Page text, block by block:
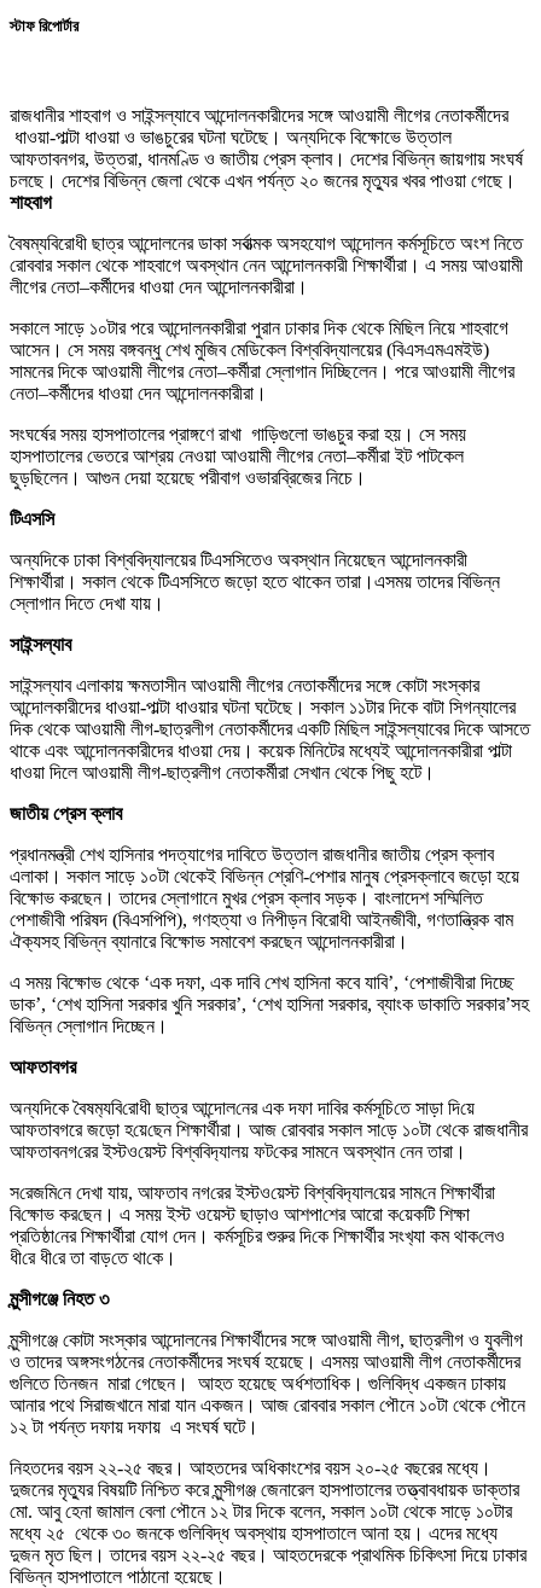
স্টাফ রিপোর্টার
রাজধানীর শাহবাগ ও সাইন্সল্যাবে আন্দোলনকারীদের সঙ্গে আওয়ামী লীগের নেতাকর্মীদের
ধাওয়া-পাল্টা ধাওয়া ও ভাঙচুরের ঘটনা ঘটেছে। অন্যদিকে বিক্ষোভে উত্তাল
আফতাবনগর, উত্তরা, ধানমণ্ডি ও জাতীয় প্রেস ক্লাব। দেশের বিভিন্ন জায়গায় সংঘর্ষ
চলছে। দেশের বিভিন্ন জেলা থেকে এখন পর্যন্ত ২০ জনের মৃত্যুর খবর পাওয়া গেছে।
শাহবাগ
বৈষম্যবিরোধী ছাত্র আন্দোলনের ডাকা সর্বাত্মক অসহযোগ আন্দোলন কর্মসূচিতে অংশ নিতে
রোববার সকাল থেকে শাহবাগে অবস্থান নেন আন্দোলনকারী শিক্ষার্থীরা। এ সময় আওয়ামী
লীগের নেতা–কর্মীদের ধাওয়া দেন আন্দোলনকারীরা।
সকালে সাড়ে ১০টার পরে আন্দোলনকারীরা পুরান ঢাকার দিক থেকে মিছিল নিয়ে শাহবাগে
আসেন। সে সময় বঙ্গবন্ধু শেখ মুজিব মেডিকেল বিশ্ববিদ্যালয়ের (বিএসএমএমইউ)
সামনের দিকে আওয়ামী লীগের নেতা–কর্মীরা স্লোগান দিচ্ছিলেন। পরে আওয়ামী লীগের
নেতা–কর্মীদের ধাওয়া দেন আন্দোলনকারীরা।
সংঘর্ষের সময় হাসপাতালের প্রাঙ্গণে রাখা গাড়িগুলো ভাঙচুর করা হয়। সে সময়
হাসপাতালের ভেতরে আশ্রয় নেওয়া আওয়ামী লীগের নেতা–কর্মীরা ইট পাটকেল
ছুড়ছিলেন। আগুন দেয়া হয়েছে পরীবাগ ওভারব্রিজের নিচে।
টিএসসি
অন্যদিকে ঢাকা বিশ্ববিদ্যালয়ের টিএসসিতেও অবস্থান নিয়েছেন আন্দোলনকারী
শিক্ষার্থীরা। সকাল থেকে টিএসসিতে জড়ো হতে থাকেন তারা।এসময় তাদের বিভিন্ন
স্লোগান দিতে দেখা যায়।
সাইন্সল্যাব
সাইন্সল্যাব এলাকায় ক্ষমতাসীন আওয়ামী লীগের নেতাকর্মীদের সঙ্গে কোটা সংস্কার
আন্দোলকারীদের ধাওয়া-পাল্টা ধাওয়ার ঘটনা ঘটেছে। সকাল ১১টার দিকে বাটা সিগন্যালের
দিক থেকে আওয়ামী লীগ-ছাত্রলীগ নেতাকর্মীদের একটি মিছিল সাইন্সল্যাবের দিকে আসতে
থাকে এবং আন্দোলনকারীদের ধাওয়া দেয়। কয়েক মিনিটের মধ্যেই আন্দোলনকারীরা পাল্টা
ধাওয়া দিলে আওয়ামী লীগ-ছাত্রলীগ নেতাকর্মীরা সেখান থেকে পিছু হটে।
জাতীয় প্রেস ক্লাব
প্রধানমন্ত্রী শেখ হাসিনার পদত্যাগের দাবিতে উত্তাল রাজধানীর জাতীয় প্রেস ক্লাব
এলাকা। সকাল সাড়ে ১০টা থেকেই বিভিন্ন শ্রেণি-পেশার মানুষ প্রেসক্লাবে জড়ো হয়ে
বিক্ষোভ করছেন। তাদের স্লোগানে মুখর প্রেস ক্লাব সড়ক। বাংলাদেশ সম্মিলিত
পেশাজীবী পরিষদ (বিএসপিপি), গণহত্যা ও নিপীড়ন বিরোধী আইনজীবী, গণতান্ত্রিক বাম
ঐক্যসহ বিভিন্ন ব্যানারে বিক্ষোভ সমাবেশ করছেন আন্দোলনকারীরা।
এ সময় বিক্ষোভ থেকে ‘এক দফা, এক দাবি শেখ হাসিনা কবে যাবি’, ‘পেশাজীবীরা দিচ্ছে
ডাক’, ‘শেখ হাসিনা সরকার খুনি সরকার’, ‘শেখ হাসিনা সরকার, ব্যাংক ডাকাতি সরকার’সহ
বিভিন্ন স্লোগান দিচ্ছেন।
আফতাবগর
অন্যদিকে বৈষম‌্যবি‌রো‌ধী ছাত্র আন্দোল‌নের এক দফা দা‌বির কর্মসূ‌চি‌তে সাড়া দি‌য়ে
আফতাবগরে জড়ো হ‌য়ে‌ছেন শিক্ষার্থীরা। আজ রোববার সকাল সা‌ড়ে ১০টা থে‌কে রাজধানীর
আফতাবনগ‌রের ইস্টও‌য়েস্ট বিশ্ব‌বিদ‌্যালয় ফট‌কের সা‌মনে অবস্থান নেন তারা।
স‌রেজ‌মি‌নে দেখা যায়, আফতাব নগ‌রের ইস্টও‌য়েস্ট বিশ্ব‌বিদ‌্যাল‌য়ের সাম‌নে শিক্ষার্থীরা
বি‌ক্ষোভ কর‌ছেন। এ সময় ইস্ট ওয়েস্ট ছাড়াও আশপা‌শের আরো ক‌য়েক‌টি শিক্ষা
প্রতিষ্ঠা‌নের শিক্ষার্থীরা যোগ দেন। কর্মসূ‌চির শুরুর দি‌কে শিক্ষার্থীর সংখ‌্যা কম থাক‌লেও
ধী‌রে ধী‌রে তা বাড়‌তে থা‌কে।
মুন্সীগঞ্জে নিহত ৩
মুন্সীগঞ্জে কোটা সংস্কার আন্দোলনের শিক্ষার্থীদের সঙ্গে আওয়ামী লীগ, ছাত্রলীগ ও যুবলীগ
ও তাদের অঙ্গসংগঠনের নেতাকর্মীদের সংঘর্ষ হয়েছে। এসময় আওয়ামী লীগ নেতাকর্মীদের
গুলিতে তিনজন মারা গেছেন। আহত হয়েছে অর্ধশতাধিক। গুলিবিদ্ধ একজন ঢাকায়
আনার পথে সিরাজখানে মারা যান একজন। আজ রোববার সকাল পৌনে ১০টা থেকে পৌনে
১২ টা পর্যন্ত দফায় দফায় এ সংঘর্ষ ঘটে।
নিহতদের বয়স ২২-২৫ বছর। আহতদের অধিকাংশের বয়স ২০-২৫ বছরের মধ্যে।
দুজনের মৃত্যুর বিষয়টি নিশ্চিত করে মুন্সীগঞ্জ জেনারেল হাসপাতালের তত্ত্বাবধায়ক ডাক্তার
মো. আবু হেনা জামাল বেলা পৌনে ১২ টার দিকে বলেন, সকাল ১০টা থেকে সাড়ে ১০টার
মধ্যে ২৫ থেকে ৩০ জনকে গুলিবিদ্ধ অবস্থায় হাসপাতালে আনা হয়। এদের মধ্যে
দুজন মৃত ছিল। তাদের বয়স ২২-২৫ বছর। আহতদেরকে প্রাথমিক চিকিৎসা দিয়ে ঢাকার
বিভিন্ন হাসপাতালে পাঠানো হয়েছে।